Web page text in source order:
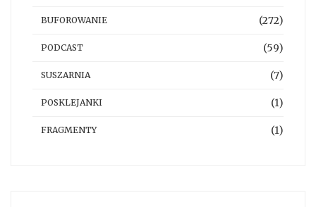
BUFOROWANIE (272)
PODCAST (59)
SUSZARNIA (7)
POSKLEJANKI (1)
FRAGMENTY (1)